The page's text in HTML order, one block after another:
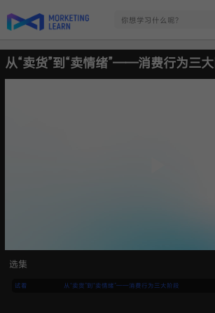
从“卖货”到“卖情绪”——消费行为三
选集
试看 从“卖货”到“卖情绪”——消费行为三大阶段